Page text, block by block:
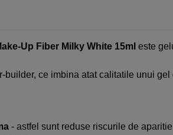
Up Fiber Milky White 15ml este
ce imbina atat calitatile unui
- astfel sunt reduse riscurile de